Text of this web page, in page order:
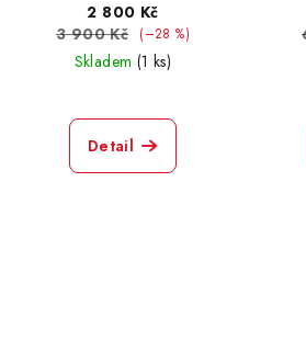
2 800 Kč
3 900 Kč
(–28 %)
Skladem (1 ks)
Detail